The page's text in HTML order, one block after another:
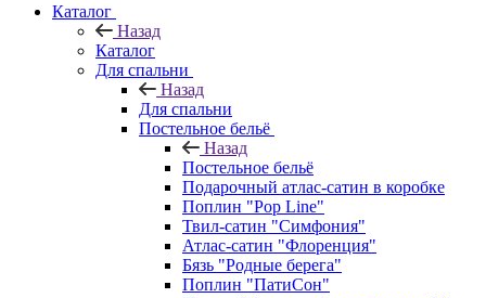
Каталог
Назад
Каталог
Для спальни
Назад
Для спальни
Постельное бельё
Назад
Постельное бельё
Подарочный атлас-сатин в коробке
Поплин "Pop Line"
Твил-сатин "Симфония"
Атлас-сатин "Флоренция"
Бязь "Родные берега"
Поплин "ПатиСон"